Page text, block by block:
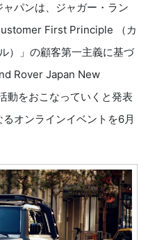
パンは、ジャガー・ラン
First Principle （カ
）」の顧客第一主義に基づ
Rover Japan New
動をおこなっていくと発表
オンラインイベントを6月